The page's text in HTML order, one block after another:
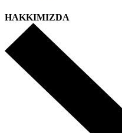
HAKKIMIZDA